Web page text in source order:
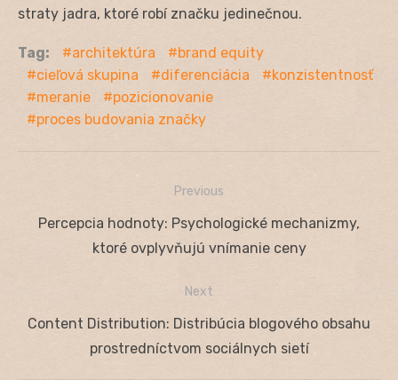
straty jadra, ktoré robí značku jedinečnou.
Tag: architektúra
brand equity
cieľová skupina
diferenciácia
konzistentnosť
meranie
pozicionovanie
proces budovania značky
Navigácia
Previous
Previous
Percepcia hodnoty: Psychologické mechanizmy,
ktoré ovplyvňujú vnímanie ceny
Next
Next
Content Distribution: Distribúcia blogového obsahu
prostredníctvom sociálnych sietí